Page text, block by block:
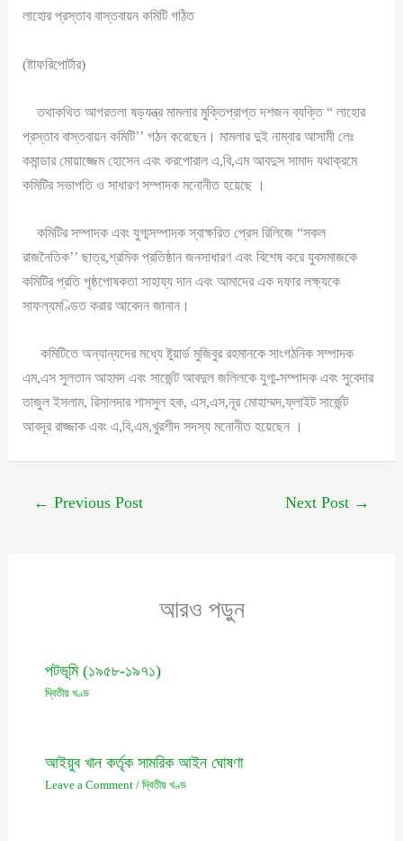
লাহোর প্রস্তাব বাস্তবায়ন কমিটি গঠিত
(ষ্টাফরিপোর্টার)
তথাকথিত আগরতলা ষড়যন্ত্র মামলার মুক্তিপ্রাপ্ত দশজন ব্যক্তি “ লাহোর
প্রস্তাব বাস্তবায়ন কমিটি’’ গঠন করেছেন। মামলার দুই নাম্বার আসামী লেঃ
কমান্ডার মোয়াজ্জেম হোসেন এবং করপোরাল এ,বি,এম আবদুস সামাদ যথাক্রমে
কমিটির সভাপতি ও সাধারণ সম্পাদক মনোনীত হয়েছে ।
কমিটির সম্পাদক এবং যুগ্মসম্পাদক স্বাক্ষরিত প্রেস রিলিজে “সকল
রাজনৈতিক’’ ছাত্র,শ্রমিক প্রতিষ্ঠান জনসাধারণ এবং বিশেষ করে যুবসমাজকে
কমিটির প্রতি পৃষ্ঠপোষকতা সাহায্য দান এবং আমাদের এক দফার লক্ষ্যকে
সাফল্যমণ্ডিত করার আবেদন জানান।
কমিটিতে অন্যান্যদের মধ্যে ষ্টুয়ার্ড মুজিবুর রহমানকে সাংগঠনিক সম্পাদক
এম,এস সুলতান আহমদ এবং সার্জেন্ট আবদুল জলিলকে যুগ্ম-সম্পাদক এবং সুবেদার
তাজুল ইসলাম, রিসালদার শাসসুল হক, এস,এস,নূর মোহাম্মদ,ফ্লাইট সার্জেন্ট
আবদূর রাজ্জাক এবং এ,বি,এম,খুরশীদ সদস্য মনোনীত হয়েছেন ।
← Previous Post Next Post →
আরও পড়ুন
পটভূমি (১৯৫৮-১৯৭১)
দ্বিতীয় খণ্ড
আইয়ুব খান কর্তৃক সামরিক আইন ঘোষণা
Leave a Comment / দ্বিতীয় খণ্ড